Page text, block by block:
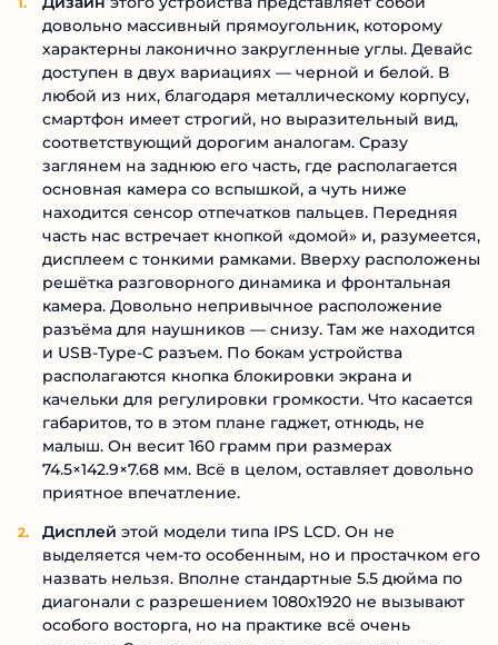
довольно массивный прямоугольник, которому
характерны лаконично закругленные углы. Девайс
доступен в двух вариациях — черной и белой. В
любой из них, благодаря металлическому корпусу,
смартфон имеет строгий, но выразительный вид,
соответствующий дорогим аналогам. Сразу
заглянем на заднюю его часть, где располагается
основная камера со вспышкой, а чуть ниже
находится сенсор отпечатков пальцев. Передняя
часть нас встречает кнопкой «домой» и, разумеется,
дисплеем с тонкими рамками. Вверху расположены
решётка разговорного динамика и фронтальная
камера. Довольно непривычное расположение
разъёма для наушников — снизу. Там же находится
и USB-Type-C разъем. По бокам устройства
располагаются кнопка блокировки экрана и
качельки для регулировки громкости. Что касается
габаритов, то в этом плане гаджет, отнюдь, не
малыш. Он весит 160 грамм при размерах
74.5×142.9×7.68 мм. Всё в целом, оставляет довольно
приятное впечатление.
Дисплей этой модели типа IPS LCD. Он не
выделяется чем-то особенным, но и простачком его
назвать нельзя. Вполне стандартные 5.5 дюйма по
диагонали с разрешением 1080х1920 не вызывают
особого восторга, но на практике всё очень